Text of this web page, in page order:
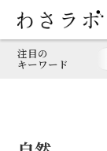
注目の
キーワード